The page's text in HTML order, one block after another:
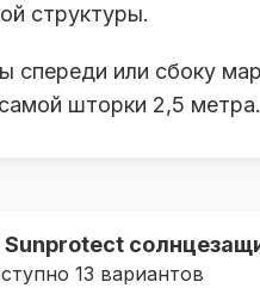
структуры.
спереди или сбоку
шторки 2,5 метра.
13 вариантов